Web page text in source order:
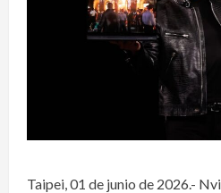
Taipei, 01 de junio de 2026.-